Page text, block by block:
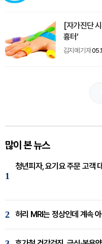
[자가진단
흉터’
김지예 기자
많이 본 뉴스
1
청년피자, 요기요 주문 고객
2 허리 MRI는 정상인데 계속